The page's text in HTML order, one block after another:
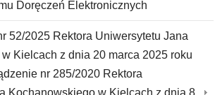
Doręczeń Elektronicznych
52/2025 Rektora Uniwersytetu Jana
Kielcach z dnia 20 marca 2025 roku
nr 285/2020 Rektora
Kochanowskiego w Kielcach z dnia 8